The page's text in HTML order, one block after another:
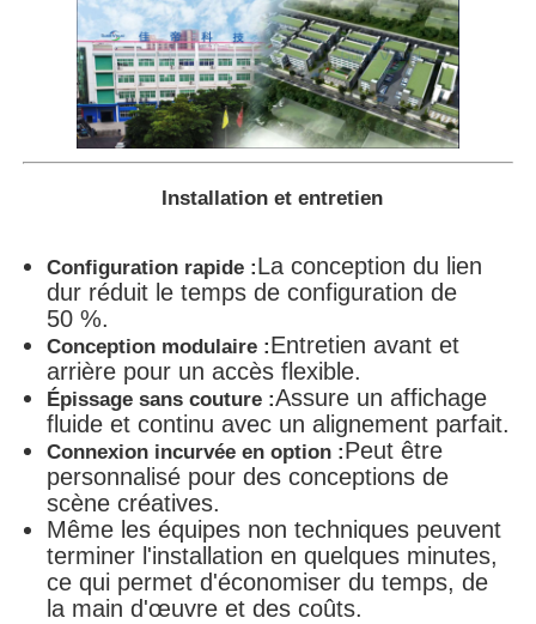
Installation et entretien
Configuration rapide :La conception du lien
dur réduit le temps de configuration de
50 %.
Conception modulaire :Entretien avant et
arrière pour un accès flexible.
Épissage sans couture :Assure un affichage
fluide et continu avec un alignement parfait.
Connexion incurvée en option :Peut être
personnalisé pour des conceptions de
scène créatives.
Même les équipes non techniques peuvent
terminer l'installation en quelques minutes,
ce qui permet d'économiser du temps, de
la main d'œuvre et des coûts.